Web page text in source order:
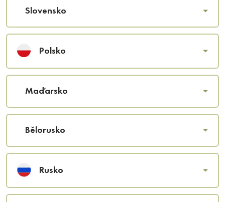
Slovensko
Polsko
Maďarsko
Bělorusko